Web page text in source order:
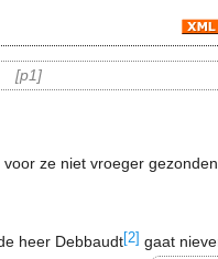
p1
ze niet vroeger
heer Debbaudt[2] gaat